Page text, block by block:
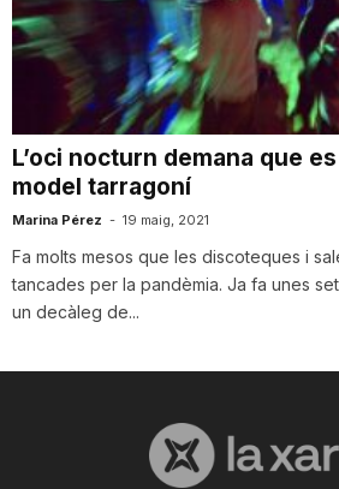
L’oci nocturn demana que
model tarragoní
Marina Pérez - 19 maig, 2021
Fa molts mesos que les discoteques i
tancades per la pandèmia. Ja fa unes
un decàleg de...